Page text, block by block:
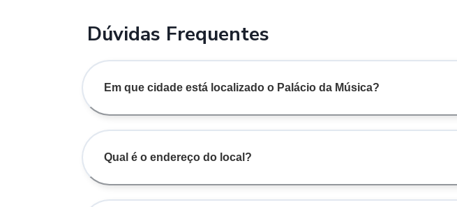
Dúvidas Frequentes
Em que cidade está localizado o Palácio da Música?
Qual é o endereço do local?